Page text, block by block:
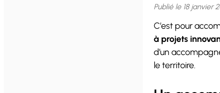
Publié le 18 janvier
C’est pour
à projets
d’un
le territoire.